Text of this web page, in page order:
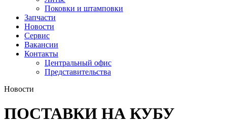
Поковки и штамповки
Запчасти
Новости
Сервис
Вакансии
Контакты
Центральный офис
Представительства
Новости
ПОСТАВКИ НА КУБУ